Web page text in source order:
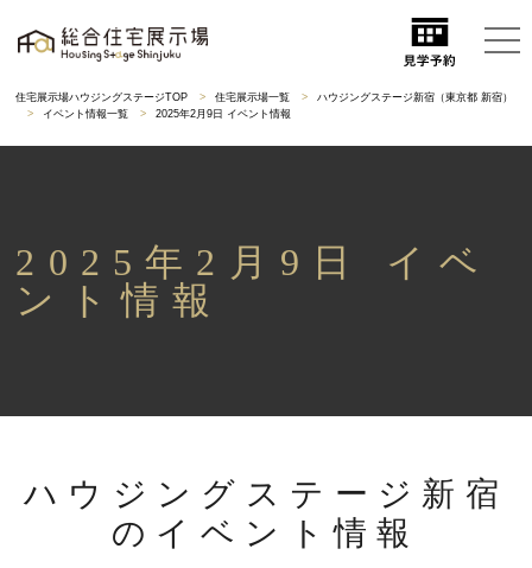
住宅展示場ハウジングステージTOP 住宅展示場一覧
ハウジングステージ新宿（東京都 新宿）
イベント情報一覧
2025年2月9日 イベント情報
2025年2月9日 イベ
ント情報
ハウジングステージ新宿
のイベント情報